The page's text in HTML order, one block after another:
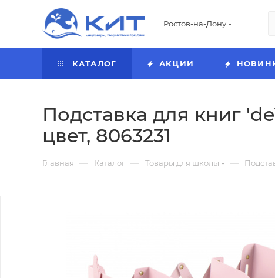
Ростов-на-Дону
КАТАЛОГ АКЦИИ
Подставка для книг
цвет, 8063231
Главная — Каталог — Товары для школы —